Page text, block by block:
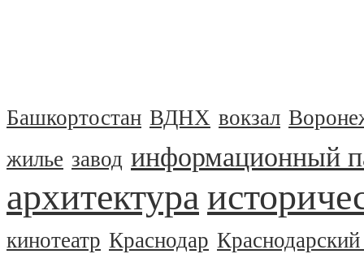
Башкортостан ВДНХ вокзал
жилье завод информационный
архитектура
кинотеатр Краснодар